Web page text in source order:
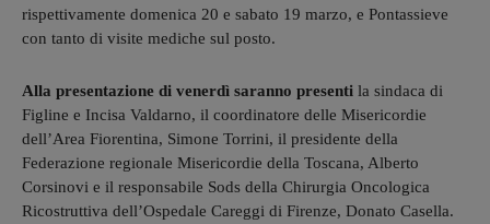
rispettivamente domenica 20 e sabato 19 marzo, e Pontassieve
con tanto di visite mediche sul posto.
Alla presentazione di venerdì saranno presenti la sindaca di
Figline e Incisa Valdarno, il coordinatore delle Misericordie
dell’Area Fiorentina, Simone Torrini, il presidente della
Federazione regionale Misericordie della Toscana, Alberto
Corsinovi e il responsabile Sods della Chirurgia Oncologica
Ricostruttiva dell’Ospedale Careggi di Firenze, Donato Casella.